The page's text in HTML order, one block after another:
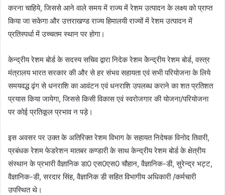
करना चाहिये, जिससे आने वाले समय में राज्य में रेशम उत्पादन के लक्ष्य को प्राप्त
किया जा सकेगा और उत्तराखण्ड राज्य हिमालयी राज्यों में रेशम उत्पादन में
प्रतिस्पर्धा में उच्चतम स्थान पर होगा।
केन्द्रीय रेशम बोर्ड के सदस्य सचिव द्वारा निदेक रेशम केेन्द्रीय रेशम बोर्ड, वस्त्र
मंत्रालय भारत सरकार की और से हर संभव सहायता एवं सभी परियोजना के लिये
समयवद्ध ढ़ंग से धनराशि का आवंटन एवं धनराशि उपलब्ध कराने का शत प्रतिशत
प्रयास किया जायेगा, जिससे किसी विकास एवं स्वरोजगार की योजना/परियोजना
पर कोई प्रतिकूल प्रभाव न पड़े।
इस अवसर पर उक्त के अतिरिक्त रेशम विभाग के सहायत निदेषक विनोद तिवारी,
प्रबंधक रेशम फेडरेशन मातबर कण्डारी के साथ केन्द्रीय रेशम बोर्ड के क्षेत्रीय
संस्थान के प्रभारी वैज्ञानिक डा0 एस0एस0 चौहान, वैज्ञानिक-डी, सुरेन्द्र भट्ट,
वैज्ञानिक-डी, सरदार सिंह, वैज्ञानिक डी सहित विभागीय अधिकारी /कर्मचारी
उपस्थित थे।